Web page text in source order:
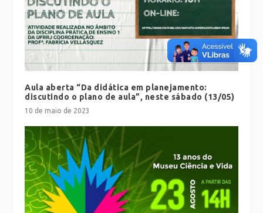
Aula aberta “Da didática em planejamento:
discutindo o plano de aula”, neste sábado (13/05)
10 de maio de 2023